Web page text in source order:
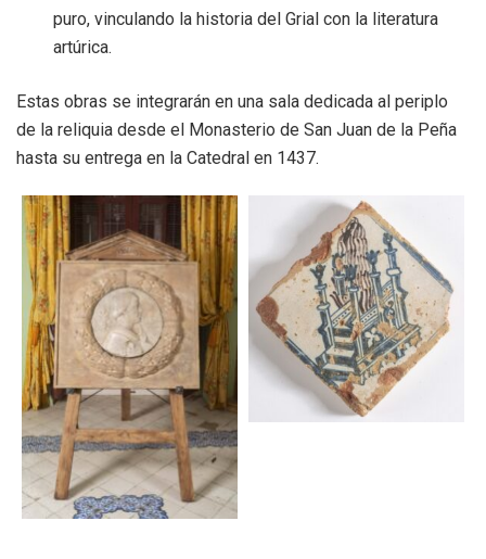
puro, vinculando la historia del Grial con la literatura
artúrica.
Estas obras se integrarán en una sala dedicada al periplo
de la reliquia desde el Monasterio de San Juan de la Peña
hasta su entrega en la Catedral en 1437.